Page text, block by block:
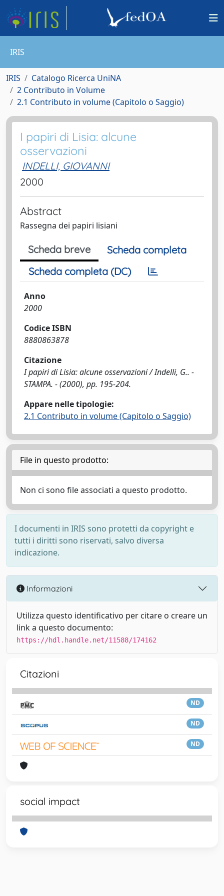
IRIS
IRIS
Catalogo Ricerca UniNA
2 Contributo in Volume
2.1 Contributo in volume (Capitolo o Saggio)
I papiri di Lisia: alcune
osservazioni
INDELLI, GIOVANNI
2000
Abstract
Rassegna dei papiri lisiani
Scheda breve
Scheda completa
Scheda completa (DC)
Anno
2000
Codice ISBN
8880863878
Citazione
I papiri di Lisia: alcune osservazioni / Indelli, G.. -
STAMPA. - (2000), pp. 195-204.
Appare nelle tipologie:
2.1 Contributo in volume (Capitolo o Saggio)
File in questo prodotto:
Non ci sono file associati a questo prodotto.
I documenti in IRIS sono protetti da copyright e
tutti i diritti sono riservati, salvo diversa
indicazione.
Informazioni
Utilizza questo identificativo per citare o creare un
link a questo documento:
https://hdl.handle.net/11588/174162
Citazioni
ND
ND
ND
social impact